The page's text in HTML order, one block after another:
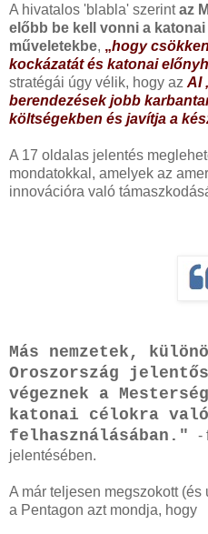
A hivatalos 'blabla' szerintaz
előbb be kell vonni a
műveletekbe, „hogy
kockázatát és katonai
stratégái úgy vélik, hogy az AI
berendezések jobb
költségekben és javítja a
A 17 oldalas jelentés
mondatokkal, amelyek az
innovációra való
Más nemzetek,
Oroszország
végeznek a
katonai célokra való
felhasználásában."
-
jelentésében.
A már teljesen megszokott
a Pentagon azt mondja, hogy